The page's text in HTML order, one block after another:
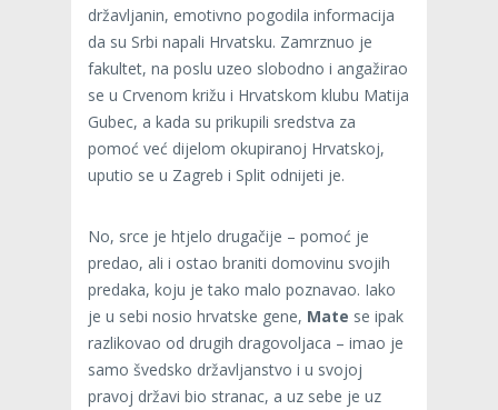
državljanin, emotivno pogodila informacija
da su Srbi napali Hrvatsku. Zamrznuo je
fakultet, na poslu uzeo slobodno i angažirao
se u Crvenom križu i Hrvatskom klubu Matija
Gubec, a kada su prikupili sredstva za
pomoć već dijelom okupiranoj Hrvatskoj,
uputio se u Zagreb i Split odnijeti je.
No, srce je htjelo drugačije – pomoć je
predao, ali i ostao braniti domovinu svojih
predaka, koju je tako malo poznavao. Iako
je u sebi nosio hrvatske gene, Mate se ipak
razlikovao od drugih dragovoljaca – imao je
samo švedsko državljanstvo i u svojoj
pravoj državi bio stranac, a uz sebe je uz